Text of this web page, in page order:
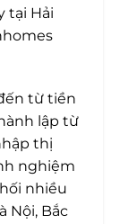
tại Hải
từ tiền
lập từ
thị
nghiệm
nhiều
Nội, Bắc